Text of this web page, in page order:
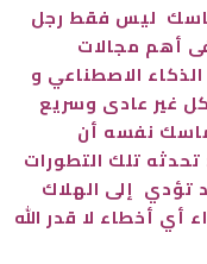
ماسك ليس فقط رجل
أهم مجالات
الاصطناعي و
غير عادى وسريع
ماسك نفسه أن
تلك التطورات
تؤدي إلى الهلاك
أي أخطاء لا قدر الله